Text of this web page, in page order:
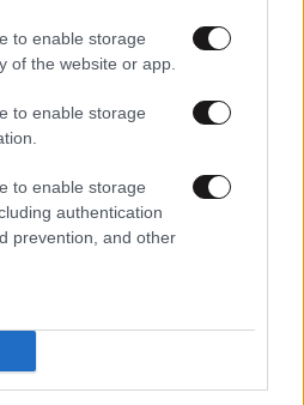
to enable storage
of the website or app.
to enable storage
to enable storage
authentication
prevention, and other